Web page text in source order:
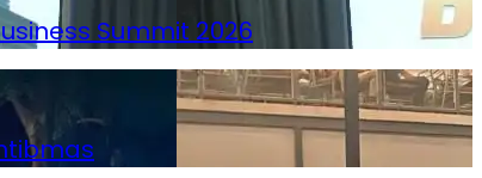
Summit 2026